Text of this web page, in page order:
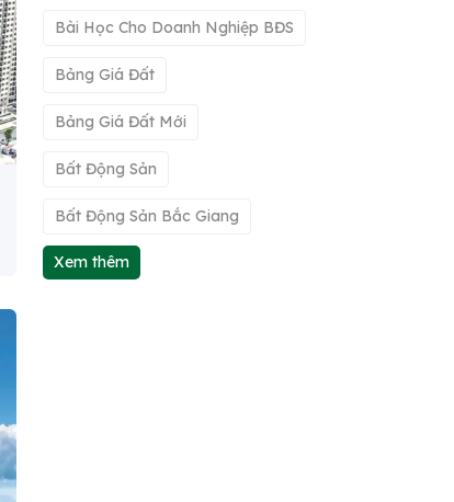
Bài Học Cho Doanh Nghiệp BĐS
Bảng Giá Đất
Bảng Giá Đất Mới
Bất Động Sản
Bất Động Sản Bắc Giang
Xem thêm